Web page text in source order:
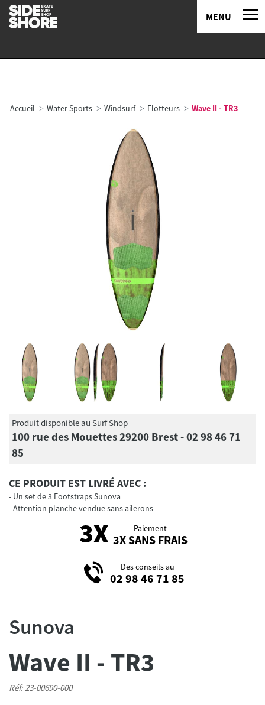
MENU
Accueil Water Sports Windsurf Flotteurs Wave II - TR3
Produit disponible au Surf Shop
100 rue des Mouettes 29200 Brest - 02 98 46 71
85
CE PRODUIT EST LIVRÉ AVEC :
Un set de 3 Footstraps Sunova
Attention planche vendue sans ailerons
Paiement
3X SANS FRAIS
Des conseils au
02 98 46 71 85
Sunova
Wave II - TR3
Réf: 23-00690-000